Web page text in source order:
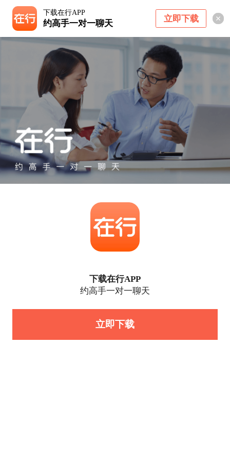
下载在行APP
约高手一对一聊天 立即下载
下载在行APP
约高手一对一聊天
立即下载